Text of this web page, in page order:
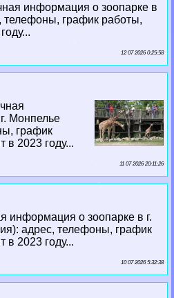
информация о зоопарке в
график работы,
12 07 2026 0:25:58
Монпелье
график
в 2023 году...
11 07 2026 20:11:26
информация о зоопарке в г.
адрес, телефоны, график
в 2023 году...
10 07 2026 5:32:38